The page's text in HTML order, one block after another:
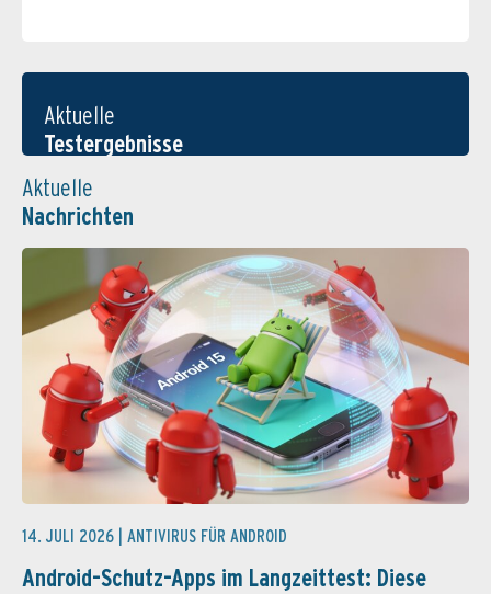
Aktuelle
Testergebnisse
Aktuelle
Nachrichten
14. JULI 2026 | ANTIVIRUS FÜR ANDROID
Android-Schutz-Apps im Langzeittest: Diese